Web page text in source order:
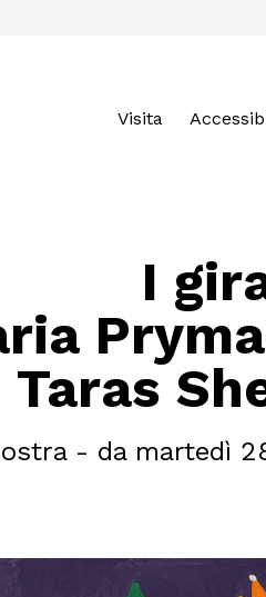
Visita
I
Taras
- da martedì